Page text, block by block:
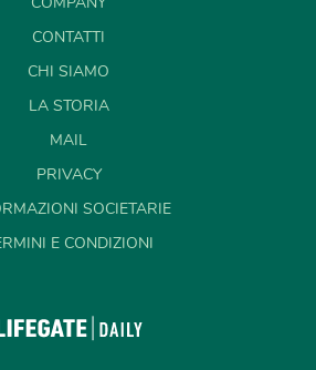
CONTATTI
CHI SIAMO
LA STORIA
MAIL
PRIVACY
SOCIETARIE
E CONDIZIONI